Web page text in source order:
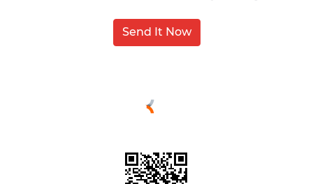
Send It Now